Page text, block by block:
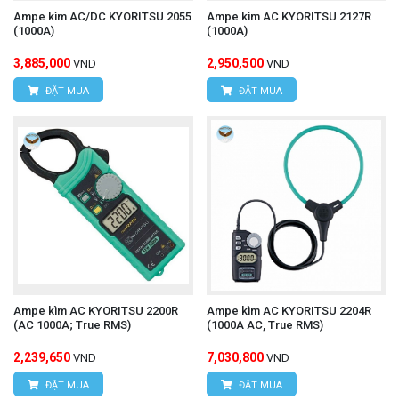
Ampe kìm AC/DC KYORITSU 2055
(1000A)
3,885,000 VND
ĐẶT MUA
Ampe kìm AC KYORITSU 2127R
(1000A)
2,950,500 VND
ĐẶT MUA
Ampe kìm AC KYORITSU 2200R
(AC 1000A; True RMS)
2,239,650 VND
ĐẶT MUA
Ampe kìm AC KYORITSU 2204R
(1000A AC, True RMS)
7,030,800 VND
ĐẶT MUA